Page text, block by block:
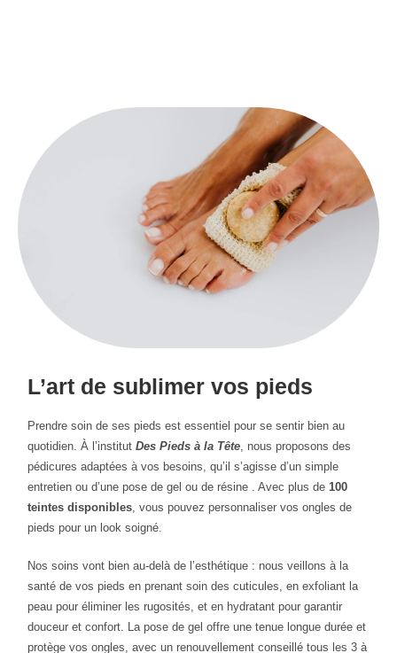
L’art de sublimer vos pieds
Prendre soin de ses pieds est essentiel pour se sentir bien au
quotidien. À l’institutDes Pieds à la Tête, nous proposons des
pédicures adaptées à vos besoins, qu’il s’agisse d’un simple
entretien ou d’une pose de gel ou de résine . Avec plus de100
teintes disponibles, vous pouvez personnaliser vos ongles de
pieds pour un look soigné.
Nos soins vont bien au-delà de l’esthétique : nous veillons à la
santé de vos pieds en prenant soin des cuticules, en exfoliant la
peau pour éliminer les rugosités, et en hydratant pour garantir
douceur et confort. La pose de gel offre une tenue longue durée et
protège vos ongles, avec un renouvellement conseillé tous les 3 à